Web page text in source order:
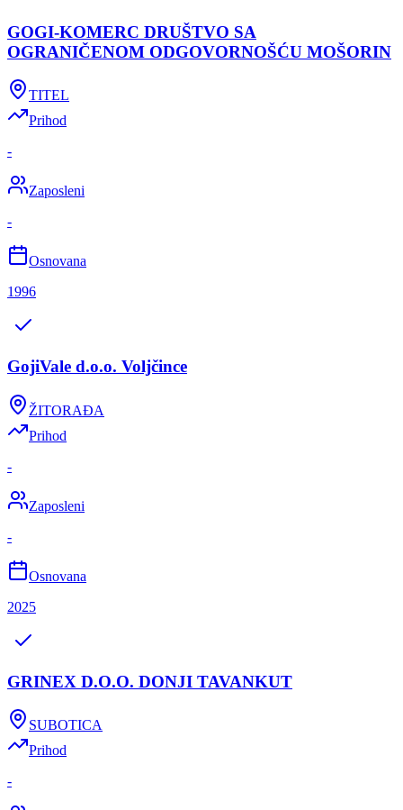
GOGI-KOMERC DRUŠTVO SA
OGRANIČENOM ODGOVORNOŠĆU MOŠORIN
TITEL
Prihod
-
Zaposleni
-
Osnovana
1996
GojiVale d.o.o. Voljčince
ŽITORAĐA
Prihod
-
Zaposleni
-
Osnovana
2025
GRINEX D.O.O. DONJI TAVANKUT
SUBOTICA
Prihod
-